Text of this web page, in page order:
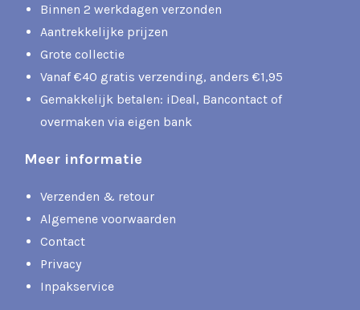
Binnen 2 werkdagen verzonden
Aantrekkelijke prijzen
Grote collectie
Vanaf €40 gratis verzending, anders €1,95
Gemakkelijk betalen: iDeal, Bancontact of
overmaken via eigen bank
Meer informatie
Verzenden & retour
Algemene voorwaarden
Contact
Privacy
Inpakservice